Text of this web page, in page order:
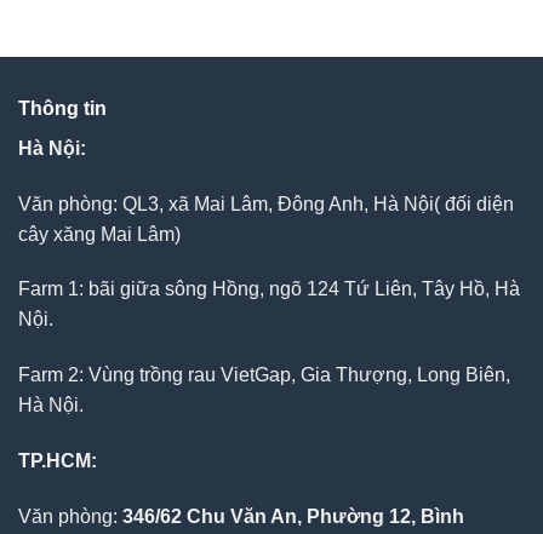
Thông tin
Hà Nội:
Văn phòng: QL3, xã Mai Lâm, Đông Anh, Hà Nội( đối diện
cây xăng Mai Lâm)
Farm 1: bãi giữa sông Hồng, ngõ 124 Tứ Liên, Tây Hồ, Hà
Nội.
Farm 2: Vùng trồng rau VietGap, Gia Thượng, Long Biên,
Hà Nội.
TP.HCM:
Văn phòng: 346/62 Chu Văn An, Phường 12, Bình